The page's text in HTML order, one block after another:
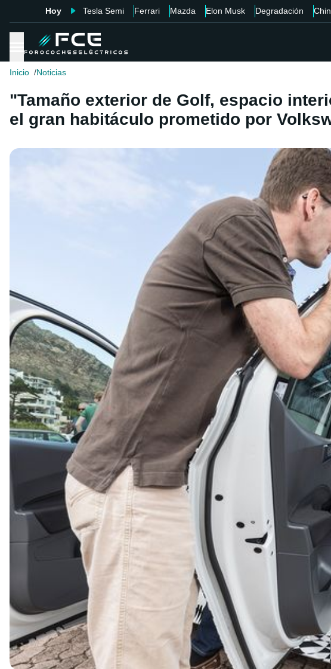
Hoy Tesla Semi Ferrari Mazda Elon Musk Degradación
Inicio Noticias
"Tamaño exterior de Golf, espacio
el gran habitáculo prometido por